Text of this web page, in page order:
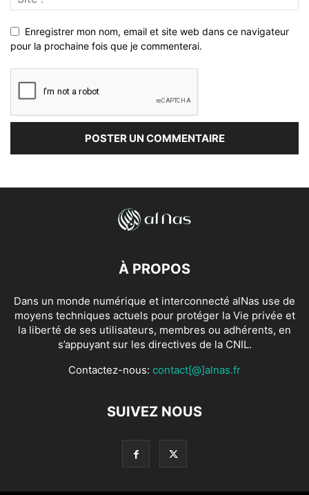
Enregistrer mon nom, email et site web dans ce navigateur
pour la prochaine fois que je commenterai.
À PROPOS
Dans un monde numérique et interconnecté alNas use de
moyens techniques actuels pour protéger la Vie privée et
la liberté de ses utilisateurs, membres ou adhérents, en
s’appuyant sur les directives de la CNIL.
Contactez-nous: contact[@]alnas.fr
SUIVEZ NOUS